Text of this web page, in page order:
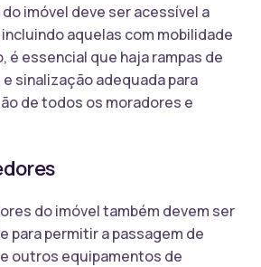
imóvel deve ser acessível a
aquelas com mobilidade
é essencial que haja rampas de
sinalização adequada para
de todos os moradores e
do imóvel também devem ser
para permitir a passagem de
outros equipamentos de